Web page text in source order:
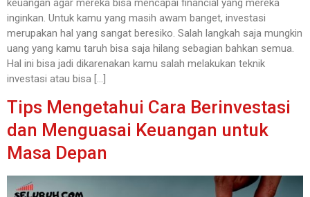
keuangan agar mereka bisa mencapai financial yang mereka
inginkan. Untuk kamu yang masih awam banget, investasi
merupakan hal yang sangat beresiko. Salah langkah saja mungkin
uang yang kamu taruh bisa saja hilang sebagian bahkan semua.
Hal ini bisa jadi dikarenakan kamu salah melakukan teknik
investasi atau bisa […]
Tips Mengetahui Cara Berinvestasi
dan Menguasai Keuangan untuk
Masa Depan